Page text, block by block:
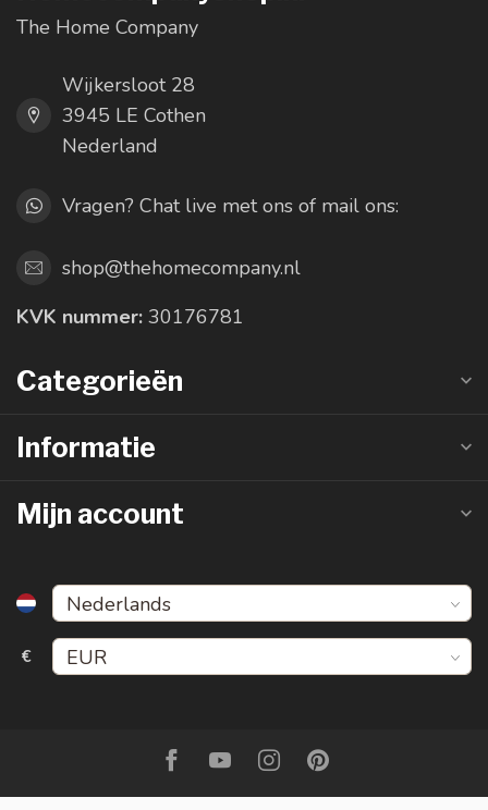
The Home Company
Wijkersloot 28
3945 LE Cothen
Nederland
Vragen? Chat live met ons of mail ons:
shop@thehomecompany.nl
KVK nummer: 30176781
Categorieën
Informatie
Mijn account
€